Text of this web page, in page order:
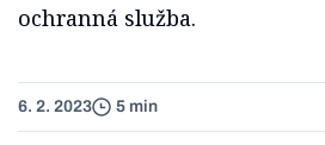
ochranná služba.
6. 2. 2023 5 min